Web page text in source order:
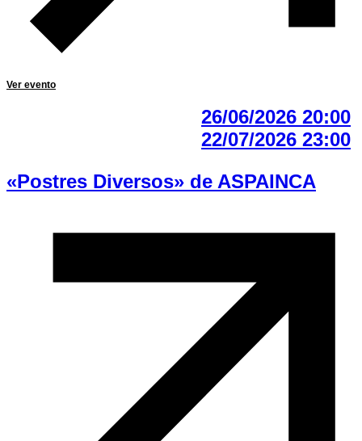
Ver evento
26/06/2026 20:00
22/07/2026 23:00
«Postres Diversos» de ASPAINCA